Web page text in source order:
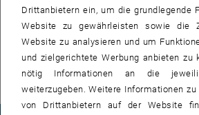
Preprints
Software
Drittanbietern ein, um die grundlegende
Website zu gewährleisten sowie die
Website zu analysieren und um
und zielgerichtete Werbung anbieten zu
nötig Informationen an die
weiterzugeben. Weitere Informationen zu
von Drittanbietern auf der Website